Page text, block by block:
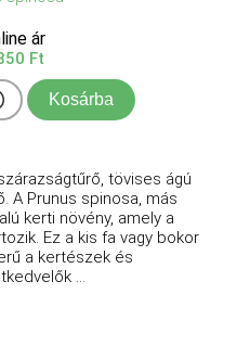
ár
Ft
Kosárba
tövises ágú
A Prunus spinosa, más
kerti növény, amely a
Ez a kis fa vagy bokor
a kertészek és
...